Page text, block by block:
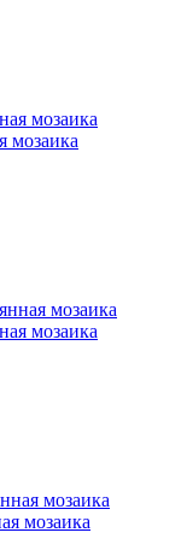
мозаика
мозаика
мозаика